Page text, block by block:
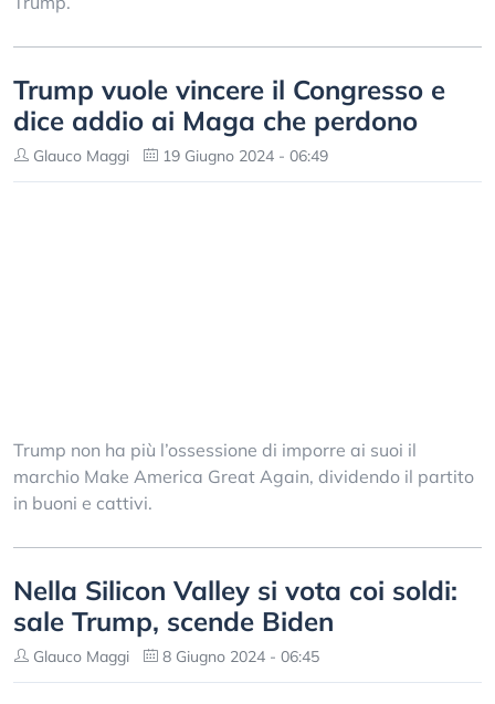
Trump vuole vincere il Congresso e
dice addio ai Maga che perdono
Glauco Maggi 19 Giugno 2024 - 06:49
Trump non ha più l’ossessione di imporre ai suoi il
marchio Make America Great Again, dividendo il partito
in buoni e cattivi.
Nella Silicon Valley si vota coi soldi:
sale Trump, scende Biden
Glauco Maggi 8 Giugno 2024 - 06:45